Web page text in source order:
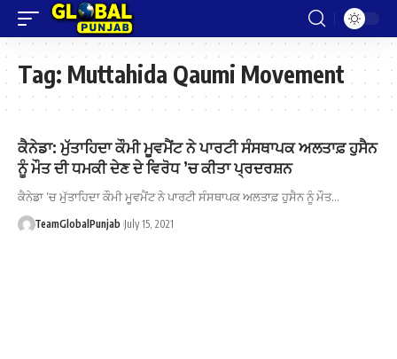
Tag: Muttahida Qaumi Movement
ਕੈਨੇਡਾ: ਮੁੱਤਾਹਿਦਾ ਕੌਮੀ ਮੂਵਮੈਂਟ ਨੇ ਪਾਰਟੀ ਸੰਸਥਾਪਕ ਅਲਤਾਫ਼ ਹੁਸੈਨ
ਨੂੰ ਮੌਤ ਦੀ ਧਮਕੀ ਦੇਣ ਦੇ ਵਿਰੋਧ ’ਚ ਕੀਤਾ ਪ੍ਰਦਰਸ਼ਨ
ਕੈਨੇਡਾ ’ਚ ਮੁੱਤਾਹਿਦਾ ਕੌਮੀ ਮੂਵਮੈਂਟ ਨੇ ਪਾਰਟੀ ਸੰਸਥਾਪਕ ਅਲਤਾਫ਼ ਹੁਸੈਨ ਨੂੰ ਮੌਤ…
TeamGlobalPunjab July 15, 2021